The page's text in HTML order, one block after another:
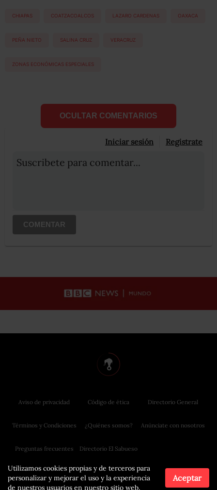
CHIAPAS COATZACOALCOS LAZARO CARDENAS OAXACA
PEÑA NIETO SALINA CRUZ VERACRUZ
ZONAS ECONÓMICAS ESPECIALES
OCULTAR COMENTARIOS
Iniciar sesión Registrate
Suscribete para comentar...
COMENTAR
Utilizamos cookies propias y de terceros para
personalizar y mejorar el uso y la experiencia
de nuestros usuarios en nuestro sitio web.
Aceptar
Aviso de privacidad
Términos y Condiciones
Preguntas frecuentes
Código de ética
¿Quiénes somos?
Directorio El Sabueso
Directorio General
Anúnciate con nosotros